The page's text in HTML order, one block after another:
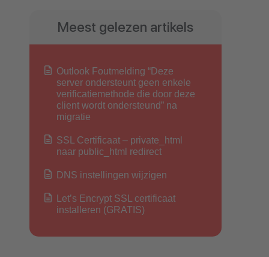
Meest gelezen artikels
Outlook Foutmelding “Deze
server ondersteunt geen enkele
verificatiemethode die door deze
client wordt ondersteund” na
migratie
SSL Certificaat – private_html
naar public_html redirect
DNS instellingen wijzigen
Let’s Encrypt SSL certificaat
installeren (GRATIS)